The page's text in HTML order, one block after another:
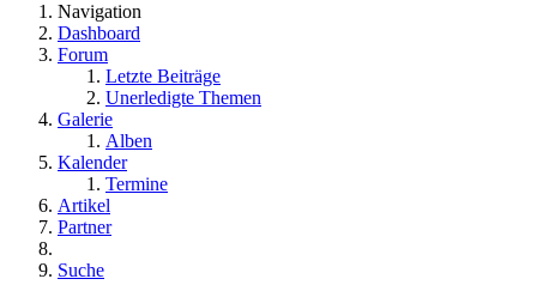
Navigation
Dashboard
Forum
Letzte Beiträge
Unerledigte Themen
Galerie
Alben
Kalender
Termine
Artikel
Partner
Suche